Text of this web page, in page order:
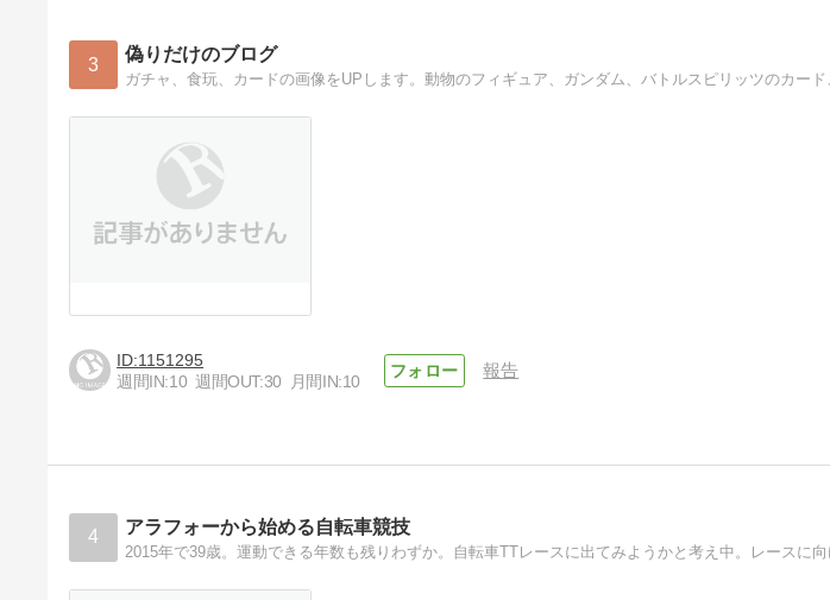
3 偽りだけのブログ
ガチャ、食玩、カードの画像をUPします。動物のフィギュア、ガンダム、バトルスピリッツのカー
1151295
週間IN:10 週間OUT:30 月間IN:10
報告
4 アラフォーから始める自転車競技